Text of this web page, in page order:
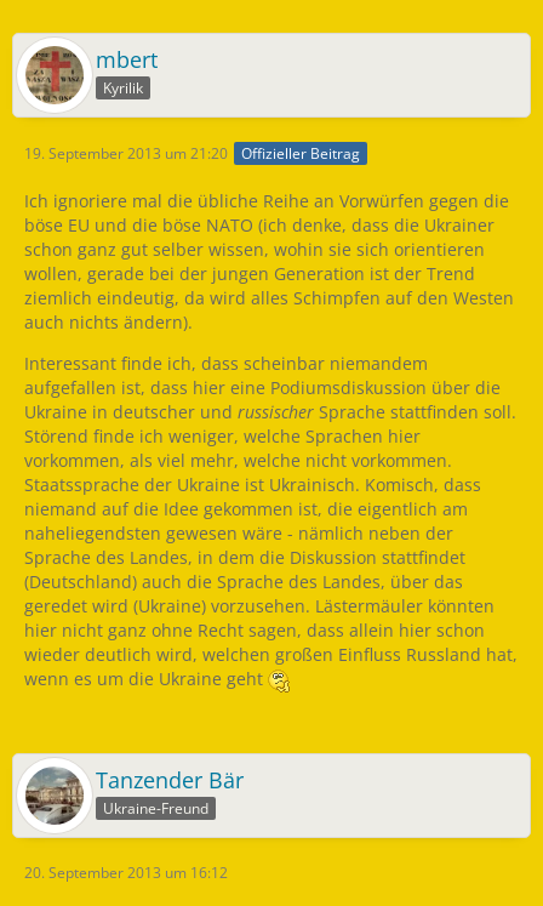
mbert
Kyrilik
19. September 2013 um 21:20 Offizieller Beitrag
Ich ignoriere mal die übliche Reihe an Vorwürfen gegen die
böse EU und die böse NATO (ich denke, dass die Ukrainer
schon ganz gut selber wissen, wohin sie sich orientieren
wollen, gerade bei der jungen Generation ist der Trend
ziemlich eindeutig, da wird alles Schimpfen auf den Westen
auch nichts ändern).
Interessant finde ich, dass scheinbar niemandem
aufgefallen ist, dass hier eine Podiumsdiskussion über die
Ukraine in deutscher und russischer Sprache stattfinden soll.
Störend finde ich weniger, welche Sprachen hier
vorkommen, als viel mehr, welche nicht vorkommen.
Staatssprache der Ukraine ist Ukrainisch. Komisch, dass
niemand auf die Idee gekommen ist, die eigentlich am
naheliegendsten gewesen wäre - nämlich neben der
Sprache des Landes, in dem die Diskussion stattfindet
(Deutschland) auch die Sprache des Landes, über das
geredet wird (Ukraine) vorzusehen. Lästermäuler könnten
hier nicht ganz ohne Recht sagen, dass allein hier schon
wieder deutlich wird, welchen großen Einfluss Russland hat,
wenn es um die Ukraine geht
Tanzender Bär
Ukraine-Freund
20. September 2013 um 16:12